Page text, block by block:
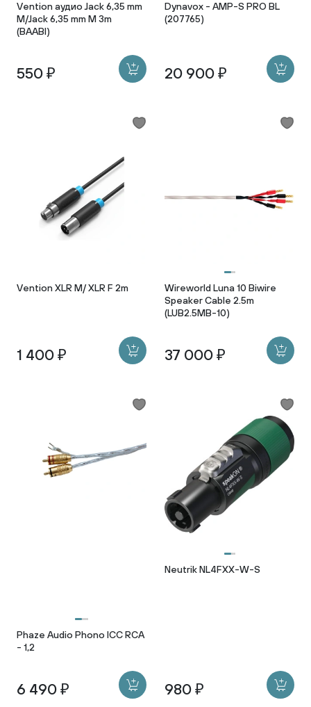
Vention аудио Jack 6,35 mm
M/Jack 6,35 mm M 3m
(BAABI)
550 ₽
Dynavox - AMP-S PRO BL
(207765)
20 900 ₽
Vention XLR M/ XLR F 2m
1 400 ₽
Wireworld Luna 10 Biwire
Speaker Cable 2.5m
(LUB2.5MB-10)
37 000 ₽
Phaze Audio Phono ICC RCA
- 1,2
6 490 ₽
Neutrik NL4FXX-W-S
980 ₽